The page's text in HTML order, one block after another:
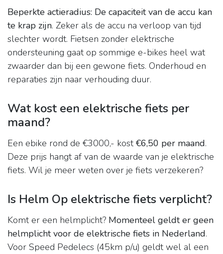
Beperkte actieradius: De capaciteit van de accu kan
te krap zijn. Zeker als de accu na verloop van tijd
slechter wordt. Fietsen zonder elektrische
ondersteuning gaat op sommige e-bikes heel wat
zwaarder dan bij een gewone fiets. Onderhoud en
reparaties zijn naar verhouding duur.
Wat kost een elektrische fiets per
maand?
Een ebike rond de €3000,- kost€6,50 per maand.
Deze prijs hangt af van de waarde van je elektrische
fiets. Wil je meer weten over je fiets verzekeren?
Is Helm Op elektrische fiets verplicht?
Komt er een helmplicht? Momenteel geldt er geen
helmplicht voor de elektrische fiets in Nederland.
Voor Speed Pedelecs (45km p/u) geldt wel al een